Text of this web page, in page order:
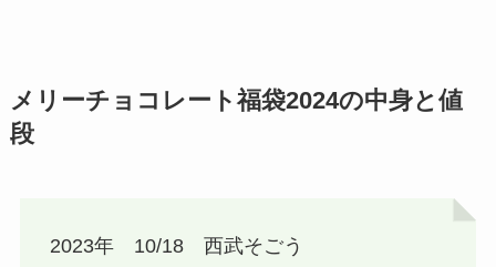
メリーチョコレート福袋2024の中身と値
段
2023年 10/18 西武そごう